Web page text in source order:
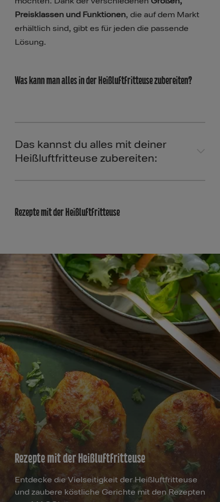
Preisklassen und Funktionen, die auf dem Markt
erhältlich sind, gibt es für jeden die passende
Lösung.
Was kann man alles in der Heißluftfritteuse zubereiten?
Das kannst du alles mit deiner
Heißluftfritteuse zubereiten:
Rezepte mit der Heißluftfritteuse
Rezepte mit der Heißluftfritteuse
Entdecke die Vielseitigkeit der Heißluftfritteuse
und zaubere köstliche Gerichte mit den Rezepten